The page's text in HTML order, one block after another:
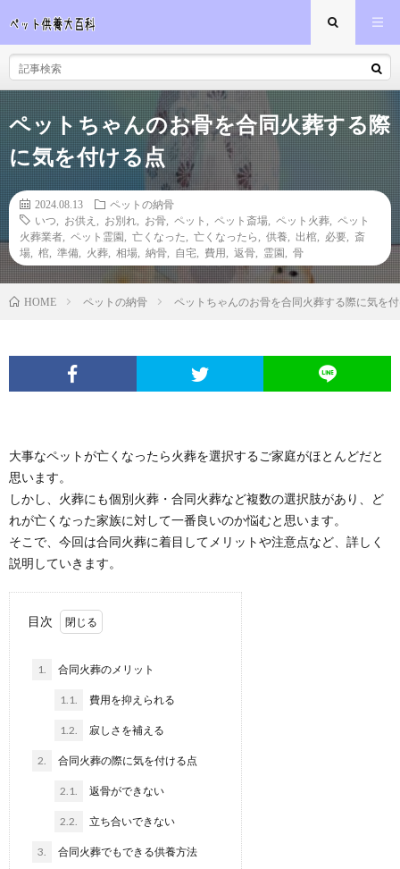
ペットちゃんのお骨を合同火葬する際
に気を付ける点
2024.08.13
ペットの納骨
いつ
お供え お別れ お骨 ペット ペット斎場 ペット火葬
ペット
火葬業者
ペット霊園 亡くなった 亡くなったら 供養 出棺 必要
斎
場
棺 準備 火葬 相場 納骨 自宅 費用 返骨 霊園 骨
HOME ペットの納骨 ペットちゃんのお骨を合同火葬する際に気を
大事なペットが亡くなったら火葬を選択するご家庭がほとんどだと
思います。
しかし、火葬にも個別火葬・合同火葬など複数の選択肢があり、ど
れが亡くなった家族に対して一番良いのか悩むと思います。
そこで、今回は合同火葬に着目してメリットや注意点など、詳しく
説明していきます。
目次
1. 合同火葬のメリット
1.1. 費用を抑えられる
1.2. 寂しさを補える
2. 合同火葬の際に気を付ける点
2.1. 返骨ができない
2.2. 立ち合いできない
3. 合同火葬でもできる供養方法